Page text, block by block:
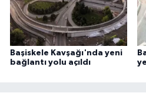
Başiskele Kavşağı'nda yeni
bağlantı yolu açıldı